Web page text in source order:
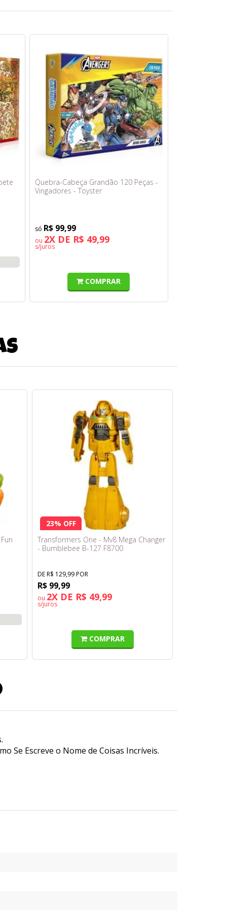
Quebra-Cabeça Grandão 120 Peças -
Vingadores - Toyster
R$ 99,99
ou 2X DE R$ 49,99
s/juros
COMPRAR
23% OFF
Transformers One - Mv8 Mega Changer
- Bumblebee B-127 F8700
DE R$ 129,99 POR
R$ 99,99
ou 2X DE R$ 49,99
s/juros
COMPRAR
Se Escreve o Nome de Coisas Incríveis.